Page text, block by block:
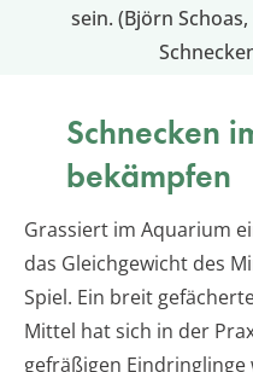
sein. (Björn
Schnecken
bekämpfen
Grassiert im Aquarium
das Gleichgewicht des
Spiel. Ein breit
Mittel hat sich in der
gefräßigen Eindringlinge